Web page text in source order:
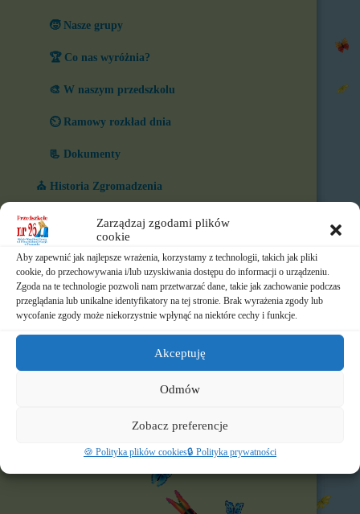
Zarządzaj zgodami plików
cookie
Aby zapewnić jak najlepsze wrażenia, korzystamy z technologii, takich jak pliki
cookie, do przechowywania i/lub uzyskiwania dostępu do informacji o urządzeniu.
Zgoda na te technologie pozwoli nam przetwarzać dane, takie jak zachowanie podczas
przeglądania lub unikalne identyfikatory na tej stronie. Brak wyrażenia zgody lub
wycofanie zgody może niekorzystnie wpłynąć na niektóre cechy i funkcje.
Akceptuję
Odmów
Zobacz preferencje
🍪 Polityka plików cookies🔒 Polityka prywatności
🧒 Nasze grupy
🏆 Co nas wyróżnia?
🎨 W naszym przedszkolu
⏲️ Ramowy rozkład dnia
📃 Dokumenty
⛪ Historia Zgromadzenia
📧 Kontakt
🚸 Rekrutacja
🌐 Polecamy